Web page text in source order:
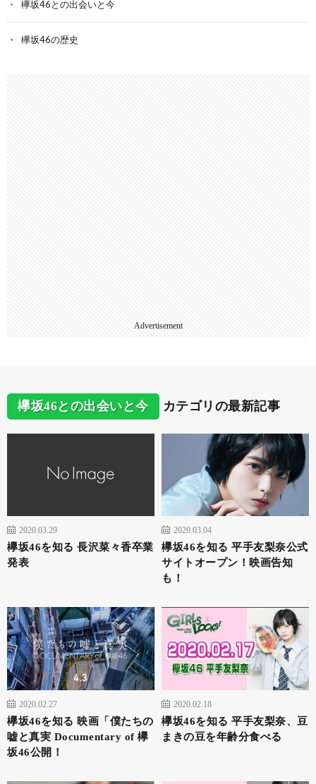
欅坂46との出会いと今
欅坂46の歴史
Advertisement
欅坂46との出会いと今 カテゴリの最新記事
2020.03.29
欅坂46を知る 長沢菜々香卒業
発表
2020.03.04
欅坂46を知る 平手友梨奈公式
サイトオープン！映画告知
も！
2020.02.27
欅坂46を知る 映画「僕たちの
嘘と真実 Documentary of 欅
坂46公開！
2020.02.18
欅坂46を知る 平手友梨奈、豆
まきの豆を年齢分食べる